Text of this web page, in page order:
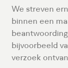
We streven
binnen een
bijvoorbeeld
verzoek